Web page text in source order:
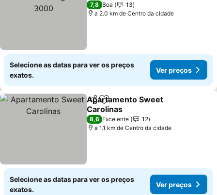
7,8 Boa
13
a 2.0 km de Centro da cidade
Selecione as datas para ver os preços
exatos.
Ver preços
PartilharAdicionar aos favoritos
Apartamento Sweet
Carolinas
8,6 Excelente
12
a 1.1 km de Centro da cidade
Selecione as datas para ver os preços
exatos.
Ver preços